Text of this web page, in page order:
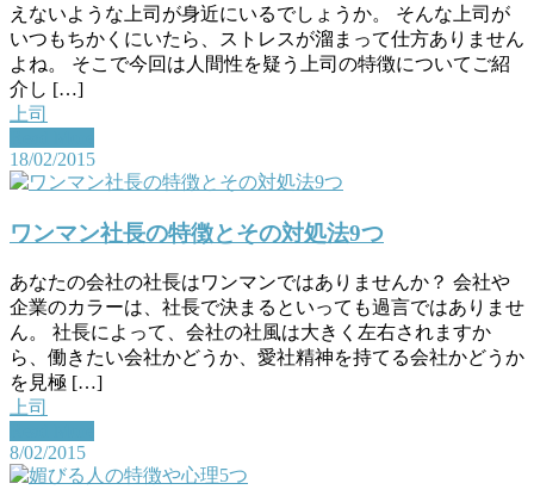
えないような上司が身近にいるでしょうか。 そんな上司が
いつもちかくにいたら、ストレスが溜まって仕方ありません
よね。 そこで今回は人間性を疑う上司の特徴についてご紹
介し […]
上司
18/02/2015
ワンマン社長の特徴とその対処法9つ
あなたの会社の社長はワンマンではありませんか？ 会社や
企業のカラーは、社長で決まるといっても過言ではありませ
ん。 社長によって、会社の社風は大きく左右されますか
ら、働きたい会社かどうか、愛社精神を持てる会社かどうか
を見極 […]
上司
8/02/2015